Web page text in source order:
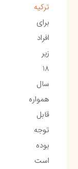
ترکیه
برای
افراد
زیر
18
سال
همواره
قابل
توجه
بوده
است